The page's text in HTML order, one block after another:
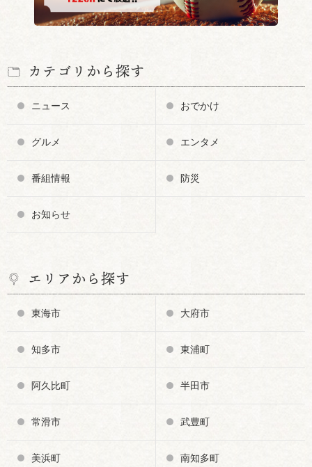
カテゴリから探す
ニュース おでかけ
グルメ エンタメ
番組情報 防災
お知らせ
エリアから探す
東海市 大府市
知多市 東浦町
阿久比町 半田市
常滑市 武豊町
美浜町 南知多町